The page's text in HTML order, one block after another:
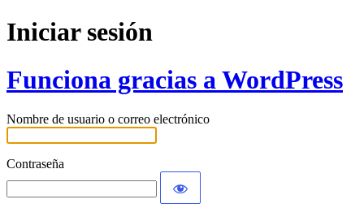
Iniciar sesión
Funciona gracias a WordPress
Nombre de usuario o correo electrónico
Contraseña